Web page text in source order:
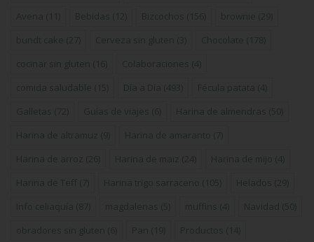
Avena (11) Bebidas (12) Bizcochos (156) brownie (29)
bundt cake (27) Cerveza sin gluten (3) Chocolate (178)
cocinar sin gluten (16) Colaboraciones (4)
comida saludable (15) Día a Día (493) Fécula patata (4)
Galletas (72) Guías de viajes (6) Harina de almendras (50)
Harina de altramuz (9) Harina de amaranto (7)
Harina de arroz (26) Harina de maiz (24) Harina de mijo (4)
Harina de Teff (7) Harina trigo sarraceno (105) Helados (29)
Info celiaquía (87) magdalenas (5) muffins (4) Navidad (50)
obradores sin gluten (6) Pan (19) Productos (14)